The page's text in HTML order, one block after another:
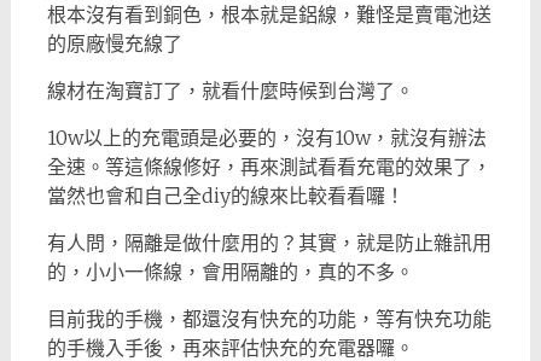
根本沒有看到銅色，根本就是鋁線，難怪是賣電池送
的原廠慢充線了
線材在淘寶訂了，就看什麼時候到台灣了。
10w以上的充電頭是必要的，沒有10w，就沒有辦法
全速。等這條線修好，再來測試看看充電的效果了，
當然也會和自己全diy的線來比較看看囉！
有人問，隔離是做什麼用的？其實，就是防止雜訊用
的，小小一條線，會用隔離的，真的不多。
目前我的手機，都還沒有快充的功能，等有快充功能
的手機入手後，再來評估快充的充電器囉。